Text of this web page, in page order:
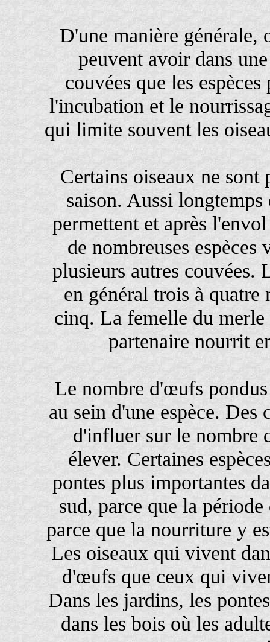
D'une manière générale,
peuvent avoir dans
couvées que les
l'incubation et le
qui limite souvent les
Certains oiseaux ne sont
saison. Aussi
permettent et après
de nombreuses
plusieurs autres couvées.
en général trois à quatre
cinq. La femelle du merle
partenaire nourrit
Le nombre d'œufs
au sein d'une espèce. Des
d'influer sur le nombre
élever. Certaines
pontes plus importantes
sud, parce que la
parce que la nourriture y
Les oiseaux qui vivent
d'œufs que ceux qui
Dans les jardins, les
dans les bois où les